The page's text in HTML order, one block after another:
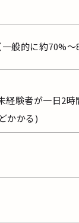
般的に約70%～
経験者が一日2時
かかる)